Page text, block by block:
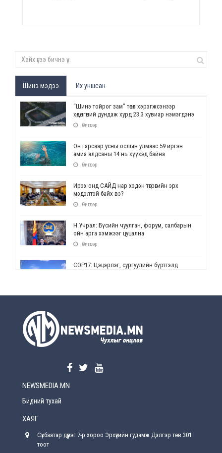
Шинэ мэдээ Их уншсан
“Шинэ тойрог зам” төсөл хэрэгжсэнээр
хөдөлгөөний дундаж хурд 23.3 хувиар нэмэгдэнэ
Өчигдөр
Он гарсаар усны ослын улмаас 59 иргэн
амиа алдсаны 14 нь хүүхэд байна
Өчигдөр
Ирэх онд САЙД нар хэдэн төгрөгийн эрх
мэдэлтэй байх вэ?
Өчигдөр
Н.Учрал: Бүсийн чуулган, форум, салбарын
ойн арга хэмжээг цуцална
Өчигдөр
СОР17: Цэцэрлэг, сургуулийн бүртгэлд
Өчигдөр
Өчигдөр
хүрсэн өгөөжөөрөө ажлаа үнэлж, хэрэгжилтээ
NEWSMEDIA.MN
Бидний тухай
ХАЯГ
Сүхбаатар дүүрэг 7-р хороо Эрхүүгийн гудамж Дэлгэр төв 301
тоот